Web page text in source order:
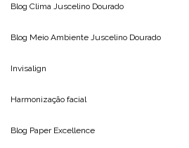
Blog Clima Juscelino Dourado
Blog Meio Ambiente Juscelino Dourado
Invisalign
Harmonização facial
Blog Paper Excellence